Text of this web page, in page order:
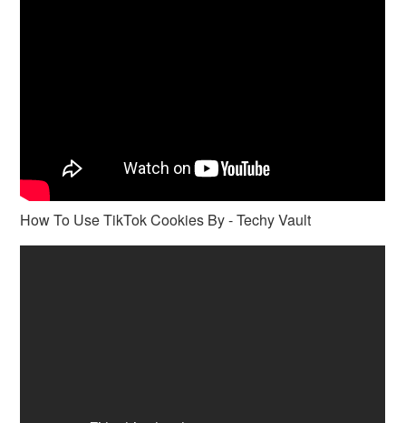
How To Use TikTok Cookies By - Techy Vault